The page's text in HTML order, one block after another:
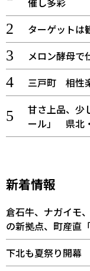
ターゲットは
メロン酵母で
三戸町 相性
甘さ上品、少
ール」 県北
新着情報
倉石牛、ナガイモ
の新拠点、町産直
下北も夏祭り開幕